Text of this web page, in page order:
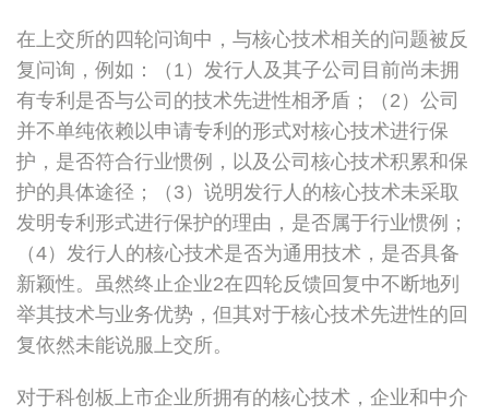
在上交所的四轮问询中，与核心技术相关的问题被反
复问询，例如：（1）发行人及其子公司目前尚未拥
有专利是否与公司的技术先进性相矛盾；（2）公司
并不单纯依赖以申请专利的形式对核心技术进行保
护，是否符合行业惯例，以及公司核心技术积累和保
护的具体途径；（3）说明发行人的核心技术未采取
发明专利形式进行保护的理由，是否属于行业惯例；
（4）发行人的核心技术是否为通用技术，是否具备
新颖性。虽然终止企业2在四轮反馈回复中不断地列
举其技术与业务优势，但其对于核心技术先进性的回
复依然未能说服上交所。
对于科创板上市企业所拥有的核心技术，企业和中介